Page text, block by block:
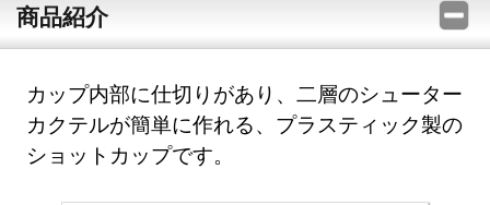
商品紹介
カップ内部に仕切りがあり、二層のシューター
カクテルが簡単に作れる、プラスティック製の
ショットカップです。